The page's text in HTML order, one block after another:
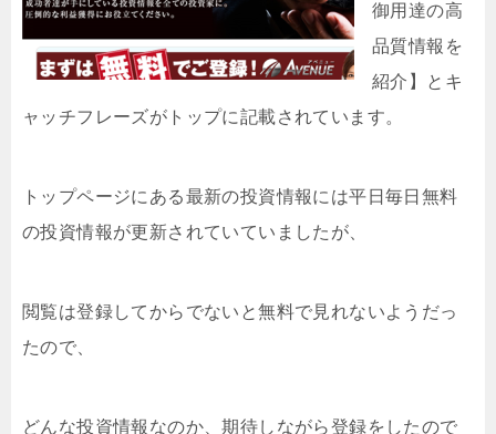
御用達の高
品質情報を
紹介】とキ
ャッチフレーズがトップに記載されています。
トップページにある最新の投資情報には平日毎日無料
の投資情報が更新されていていましたが、
閲覧は登録してからでないと無料で見れないようだっ
たので、
どんな投資情報なのか、期待しながら登録をしたので